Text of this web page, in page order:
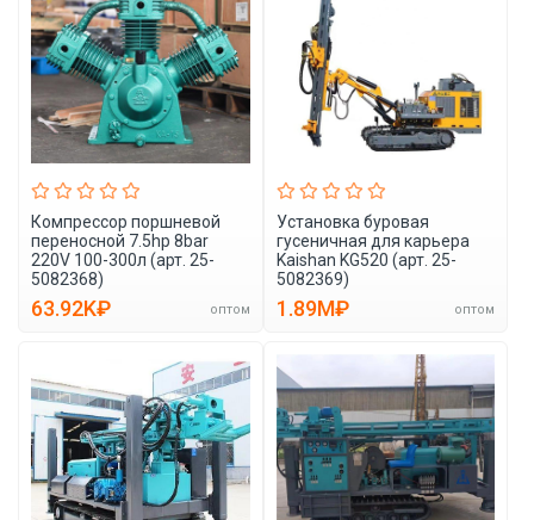
Компрессор поршневой
переносной 7.5hp 8bar
220V 100-300л (арт. 25-
5082368)
63.92K₽ оптом
Установка буровая
гусеничная для карьера
Kaishan KG520 (арт. 25-
5082369)
1.89M₽ оптом